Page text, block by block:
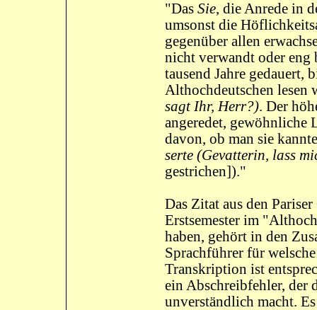
"Das Sie, die Anrede in
umsonst die
gegenüber allen
nicht verwandt oder eng
tausend Jahre gedauert,
Althochdeutschen lesen
sagt Ihr, Herr?). Der
angeredet, gewöhnliche
davon, ob man sie
serte (Gevatterin, lass
gestrichen])."
Das Zitat aus den
Erstsemester im
haben, gehört in den
Sprachführer für
Transkription ist
ein Abschreibfehler, der
unverständlich macht.